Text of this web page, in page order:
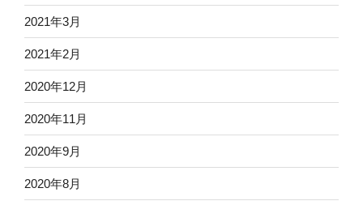
2021年3月
2021年2月
2020年12月
2020年11月
2020年9月
2020年8月